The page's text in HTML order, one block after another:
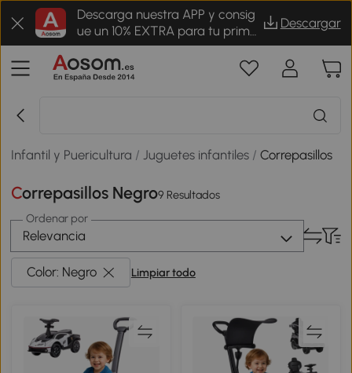
Descarga nuestra APP y consig
ue un 10% EXTRA para tu prime
r pedido
Descargar
Infantil y Puericultura /Juguetes infantiles /Correpasillos
Correpasillos Negro9 Resultados
Ordenar por
Relevancia
Color: Negro Limpiar todo